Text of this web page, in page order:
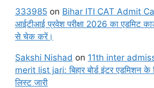
333985 on Bihar ITI CAT Admit
आईटीआई प्रवेश परीक्षा 2026 का एडमिट
से चेक करें।
Sakshi Nishad on 11th inter
merit list jari: बिहार बोर्ड इंटर एडमिशन के
लिस्ट जारी